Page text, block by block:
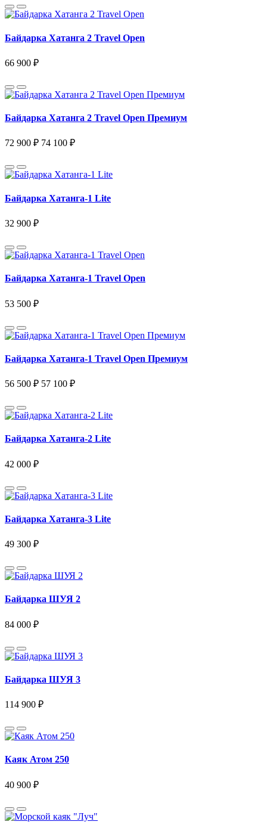
Байдарка Хатанга 2 Travel Open
66 900 ₽
Байдарка Хатанга 2 Travel Open Премиум
72 900 ₽ 74 100 ₽
Байдарка Хатанга-1 Lite
32 900 ₽
Байдарка Хатанга-1 Travel Open
53 500 ₽
Байдарка Хатанга-1 Travel Open Премиум
56 500 ₽ 57 100 ₽
Байдарка Хатанга-2 Lite
42 000 ₽
Байдарка Хатанга-3 Lite
49 300 ₽
Байдарка ШУЯ 2
84 000 ₽
Байдарка ШУЯ 3
114 900 ₽
Каяк Атом 250
40 900 ₽